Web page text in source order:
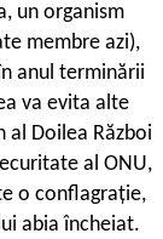
un organism
membre azi),
anul terminării
va evita alte
Doilea Război
al ONU,
o conflagrație,
abia încheiat.